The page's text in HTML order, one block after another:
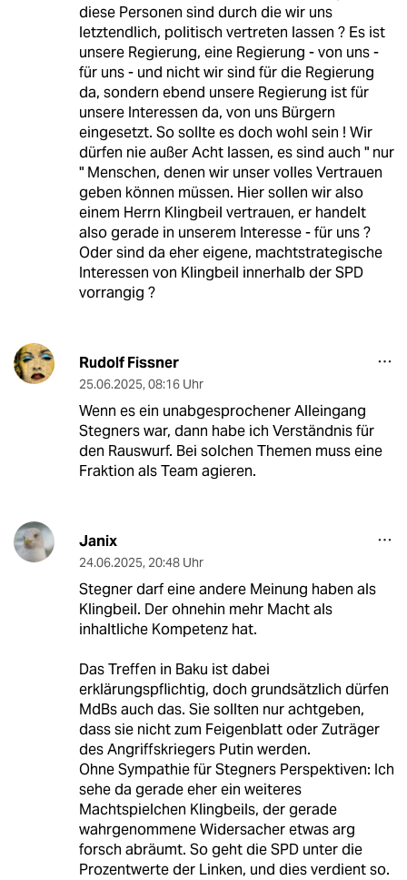
diese Personen sind durch die wir uns
letztendlich, politisch vertreten lassen ? Es ist
unsere Regierung, eine Regierung - von uns -
für uns - und nicht wir sind für die Regierung
da, sondern ebend unsere Regierung ist für
unsere Interessen da, von uns Bürgern
eingesetzt. So sollte es doch wohl sein ! Wir
dürfen nie außer Acht lassen, es sind auch " nur
" Menschen, denen wir unser volles Vertrauen
geben können müssen. Hier sollen wir also
einem Herrn Klingbeil vertrauen, er handelt
also gerade in unserem Interesse - für uns ?
Oder sind da eher eigene, machtstrategische
Interessen von Klingbeil innerhalb der SPD
vorrangig ?
Rudolf Fissner
25.06.2025, 08:16 Uhr
Wenn es ein unabgesprochener Alleingang
Stegners war, dann habe ich Verständnis für
den Rauswurf. Bei solchen Themen muss eine
Fraktion als Team agieren.
Janix
24.06.2025, 20:48 Uhr
Stegner darf eine andere Meinung haben als
Klingbeil. Der ohnehin mehr Macht als
inhaltliche Kompetenz hat.
Das Treffen in Baku ist dabei
erklärungspflichtig, doch grundsätzlich dürfen
MdBs auch das. Sie sollten nur achtgeben,
dass sie nicht zum Feigenblatt oder Zuträger
des Angriffskriegers Putin werden.
Ohne Sympathie für Stegners Perspektiven: Ich
sehe da gerade eher ein weiteres
Machtspielchen Klingbeils, der gerade
wahrgenommene Widersacher etwas arg
forsch abräumt. So geht die SPD unter die
Prozentwerte der Linken, und dies verdient so.